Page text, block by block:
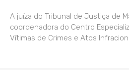
A juíza do Tribunal de Justiça de
coordenadora do Centro
Vítimas de Crimes e Atos